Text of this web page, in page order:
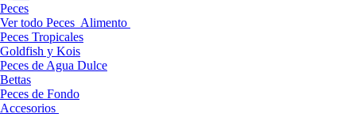
Peces
Ver todo Peces Alimento
Peces Tropicales
Goldfish y Kois
Peces de Agua Dulce
Bettas
Peces de Fondo
Accesorios